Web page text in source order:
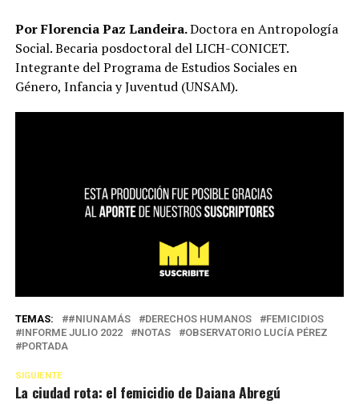
Por Florencia Paz Landeira.Doctora en Antropología
Social. Becaria posdoctoral del LICH-CONICET.
Integrante del Programa de Estudios Sociales en
Género, Infancia y Juventud (UNSAM).
TEMAS: #NIUNAMÁS DERECHOS HUMANOS
FEMICIDIOS
INFORME JULIO 2022
NOTAS
OBSERVATORIO LUCÍA PÉREZ
PORTADA
SIGUIENTE
La ciudad rota: el femicidio de Daiana Abregú